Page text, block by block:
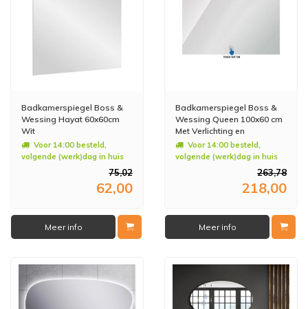
Badkamerspiegel Boss &
Wessing Hayat 60x60cm
Wit
Voor 14:00 besteld,
volgende (werk)dag in huis
75,02
62,00
Meer info
Badkamerspiegel Boss &
Wessing Queen 100x60 cm
Met Verlichting en
Verwarming
Voor 14:00 besteld,
volgende (werk)dag in huis
263,78
218,00
Meer info